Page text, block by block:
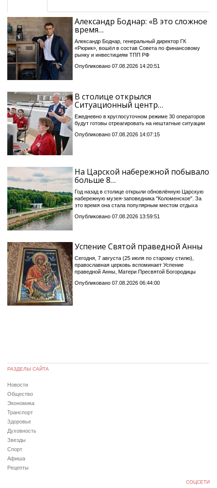
Александр Боднар: «В это сложное
время…
Александр Боднар, генеральный директор ГК
«Рюрик», вошёл в состав Совета по финансовому
рынку и инвестициям ТПП РФ
Опубликовано 07.08.2026 14:20:51
В столице открылся
Ситуационный центр…
Ежедневно в круглосуточном режиме 30 операторов
будут готовы отреагировать на нештатные ситуации
Опубликовано 07.08.2026 14:07:15
На Царской набережной побывало
больше 8…
Год назад в столице открыли обновлённую Царскую
набережную музея-заповедника "Коломенское". За
это время она стала популярным местом отдыха
Опубликовано 07.08.2026 13:59:51
Успение Святой праведной Анны
Сегодня, 7 августа (25 июля по старому стилю),
православная церковь вспоминает Успение
праведной Анны, Матери Пресвятой Богородицы
Опубликовано 07.08.2026 06:44:00
РАЗДЕЛЫ САЙТА
Новости
Общество
Экономика
Транспорт
Здоровье
Духовность
Звезды
Спорт
Афиша
Рецепты
СОЦСЕТИ